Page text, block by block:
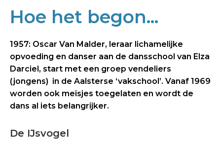
Hoe het begon...
1957: Oscar Van Malder, leraar lichamelijke
opvoeding en danser aan de dansschool van Elza
Darciel, start met een groep vendeliers
(jongens) in de Aalsterse ‘vakschool’. Vanaf 1969
worden ook meisjes toegelaten en wordt de
dans al iets belangrijker.
De IJsvogel